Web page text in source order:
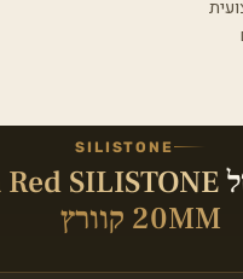
SILISTONE
SILISTONE
20MM קוורץ